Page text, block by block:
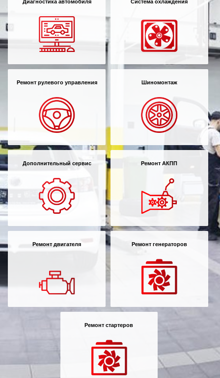
Диагностика автомобиля Система охлаждения
Ремонт рулевого управления Шиномонтаж
Дополнительный сервис Ремонт АКПП
Ремонт двигателя Ремонт генераторов
Ремонт стартеров